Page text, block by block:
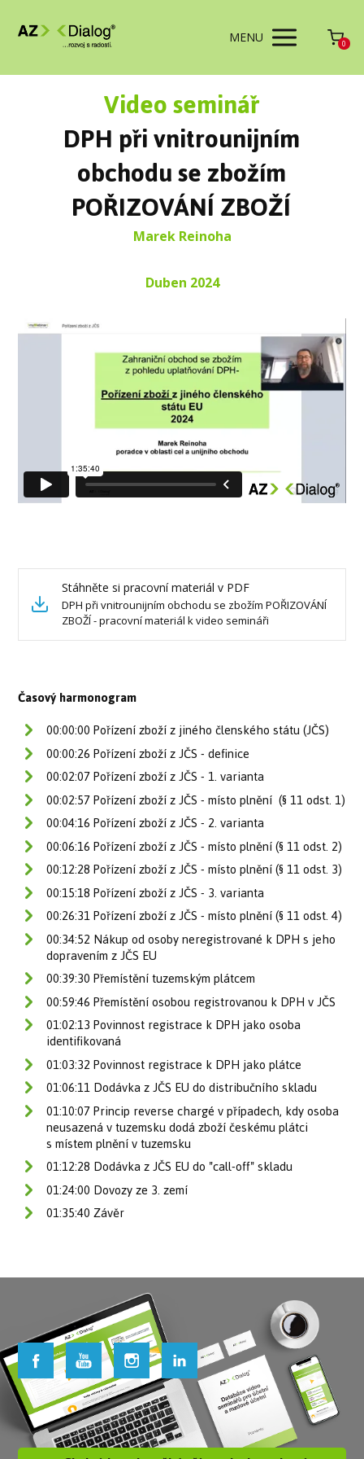
MENU 0
Video seminář
DPH při vnitrounijním
obchodu se zbožím
POŘIZOVÁNÍ ZBOŽÍ
Marek Reinoha
Duben 2024
Stáhněte si pracovní materiál v PDF
DPH při vnitrounijním obchodu se zbožím POŘIZOVÁNÍ
ZBOŽÍ - pracovní materiál k video semináři
Časový harmonogram
00:00:00 Pořízení zboží z jiného členského státu (JČS)
00:00:26 Pořízení zboží z JČS - definice
00:02:07 Pořízení zboží z JČS - 1. varianta
00:02:57 Pořízení zboží z JČS - místo plnění (§ 11 odst. 1)
00:04:16 Pořízení zboží z JČS - 2. varianta
00:06:16 Pořízení zboží z JČS - místo plnění (§ 11 odst. 2)
00:12:28 Pořízení zboží z JČS - místo plnění (§ 11 odst. 3)
00:15:18 Pořízení zboží z JČS - 3. varianta
00:26:31 Pořízení zboží z JČS - místo plnění (§ 11 odst. 4)
00:34:52 Nákup od osoby neregistrované k DPH s jeho
dopravením z JČS EU
00:39:30 Přemístění tuzemským plátcem
00:59:46 Přemístění osobou registrovanou k DPH v JČS
01:02:13 Povinnost registrace k DPH jako osoba
identifikovaná
01:03:32 Povinnost registrace k DPH jako plátce
01:06:11 Dodávka z JČS EU do distribučního skladu
01:10:07 Princip reverse chargé v případech, kdy osoba
neusazená v tuzemsku dodá zboží českému plátci
s místem plnění v tuzemsku
01:12:28 Dodávka z JČS EU do "call-off" skladu
01:24:00 Dovozy ze 3. zemí
01:35:40 Závěr